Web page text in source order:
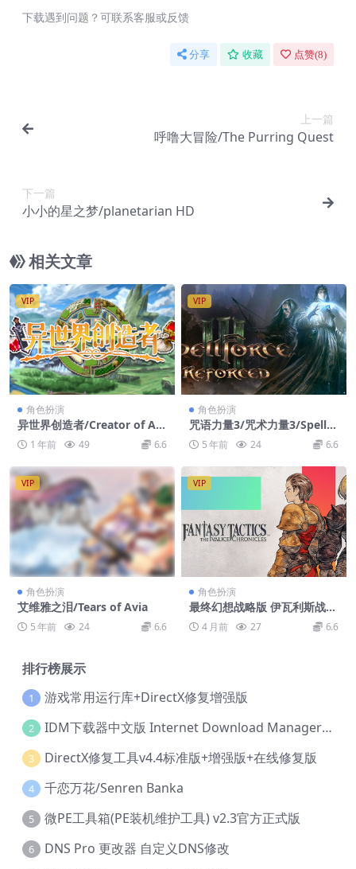
下载遇到问题？可联系客服或反馈
分享 收藏 点赞(8)
上一篇
呼噜大冒险/The Purring Quest
下一篇
小小的星之梦/planetarian HD
相关文章
VIP
角色扮演
异世界创造者/Creator of An
other World
1 年前 49 6.6
VIP
角色扮演
咒语力量3/咒术力量3/Spellfo
rce 35 年前 24 6.6
VIP
角色扮演
艾维雅之泪/Tears of Avia
5 年前 24 6.6
VIP
角色扮演
最终幻想战略版 伊瓦利斯战
记-虚拟机版/FINAL FANTAS
Y TACTICS – The Ivalice Chr
4 月前 27 6.6
排行榜展示
1 游戏常用运行库+DirectX修复增强版
2 IDM下载器中文版 Internet Download Manager v6.42.36 IDM
3 DirectX修复工具v4.4标准版+增强版+在线修复版
4 千恋万花/Senren Banka
5 微PE工具箱(PE装机维护工具) v2.3官方正式版
6 DNS Pro 更改器 自定义DNS修改